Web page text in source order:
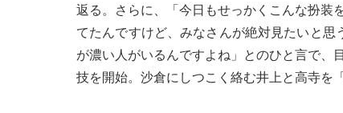
返る。さらに、「今日もせっかくこんな扮装
てたんですけど、みなさんが絶対見たいと
が濃い人がいるんですよね」とのひと言で、
技を開始。沙倉にしつこく絡む井上と高寺を